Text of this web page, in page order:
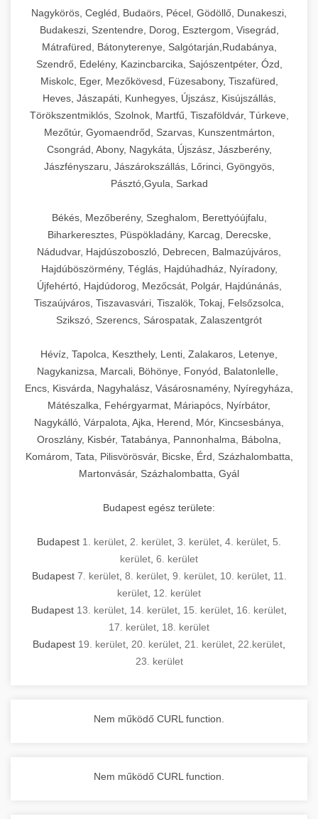
chef-iparikonyhagepek.hu
élelmiszer-előkészítéshez. Különböző reszelési
méretek különböző alkalmazásokhoz.
chef-iparikonyhagepek.hu
kereskedelmi sajtreszelő
🍳 28. Nagykonyhai
Berendezések
+
Teljes körű nagykonyhai berendezések és
professzionális vendéglátóipari kellékek.
Minden, ami szükséges éttermi és catering
műveletekhez.
chef-iparikonyhagepek.hu
kereskedelmi konyhai megoldások
Nagykörös, Cegléd, Budaörs, Pécel, Gödöllő, Dunakeszi,
Budakeszi, Szentendre, Dorog, Esztergom, Visegrád,
Mátrafüred, Bátonyterenye, Salgótarján,Rudabánya,
Szendrő, Edelény, Kazincbarcika, Sajószentpéter, Ózd,
Miskolc, Eger, Mezőkövesd, Füzesabony, Tiszafüred,
Heves, Jászapáti, Kunhegyes, Újszász, Kisújszállás,
Törökszentmiklós, Szolnok, Martfű, Tiszaföldvár, Túrkeve,
Mezőtúr, Gyomaendrőd, Szarvas, Kunszentmárton,
Csongrád, Abony, Nagykáta, Újszász, Jászberény,
Jászfényszaru, Jászárokszállás, Lőrinci, Gyöngyös,
Pásztó,Gyula, Sarkad
Békés, Mezőberény, Szeghalom, Berettyóújfalu,
Biharkeresztes, Püspökladány, Karcag, Derecske,
Nádudvar, Hajdúszoboszló, Debrecen, Balmazújváros,
Hajdúböszörmény, Téglás, Hajdúhadház, Nyíradony,
Újfehértó, Hajdúdorog, Mezőcsát, Polgár, Hajdúnánás,
Tiszaújváros, Tiszavasvári, Tiszalök, Tokaj, Felsőzsolca,
Szikszó, Szerencs, Sárospatak, Zalaszentgrót
Hévíz, Tapolca, Keszthely, Lenti, Zalakaros, Letenye,
Nagykanizsa, Marcali, Böhönye, Fonyód, Balatonlelle,
Encs, Kisvárda, Nagyhalász, Vásárosnamény, Nyíregyháza,
Mátészalka, Fehérgyarmat, Máriapócs, Nyírbátor,
Nagykálló, Várpalota, Ajka, Herend, Mór, Kincsesbánya,
Oroszlány, Kisbér, Tatabánya, Pannonhalma, Bábolna,
Komárom, Tata, Pilisvörösvár, Bicske, Érd, Százhalombatta,
Martonvásár, Százhalombatta, Gyál
Budapest egész területe:
Budapest 1. kerület 2. kerület 3. kerület 4. kerület 5.
kerület 6. kerület
Budapest 7. kerület, 8. kerület, 9. kerület, 10. kerület, 11.
kerület 12. kerület
Budapest 13. kerület 14. kerület 15. kerület 16. kerület
17. kerület 18. kerület
Budapest 19. kerület 20. kerület 21. kerület 22.kerület
23. kerület
Nem működő CURL function.
Nem működő CURL function.